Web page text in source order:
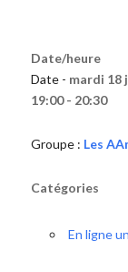
Date/heure
Date - mardi 18
19:00 - 20:30
Groupe : Les
Catégories
En ligne